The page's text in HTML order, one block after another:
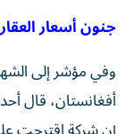
جنون أسعار
وفي مؤشر إلى
أفغانستان، قال